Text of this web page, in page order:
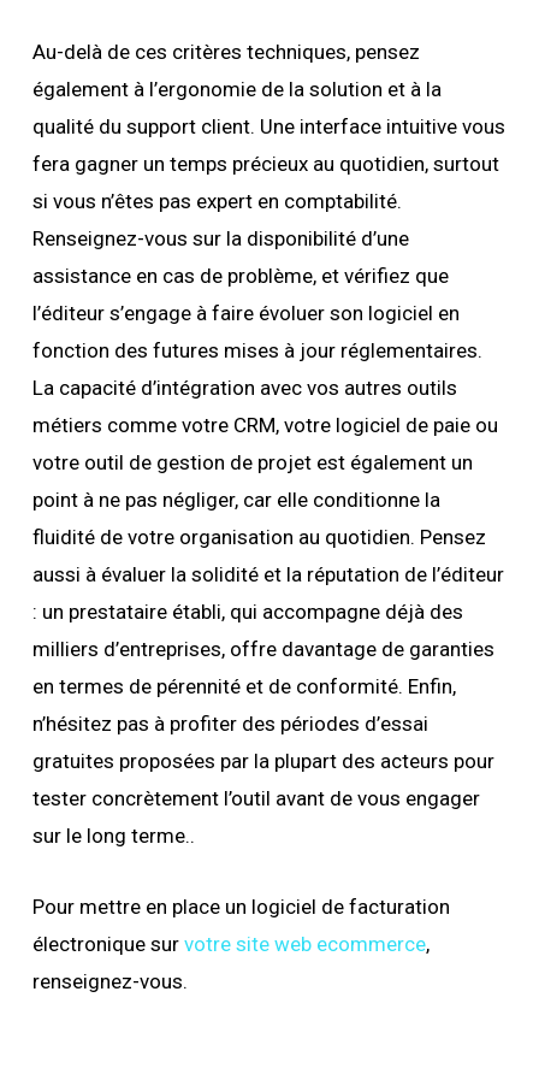
Au-delà de ces critères techniques, pensez
également à l’ergonomie de la solution et à la
qualité du support client. Une interface intuitive vous
fera gagner un temps précieux au quotidien, surtout
si vous n’êtes pas expert en comptabilité.
Renseignez-vous sur la disponibilité d’une
assistance en cas de problème, et vérifiez que
l’éditeur s’engage à faire évoluer son logiciel en
fonction des futures mises à jour réglementaires.
La capacité d’intégration avec vos autres outils
métiers comme votre CRM, votre logiciel de paie ou
votre outil de gestion de projet est également un
point à ne pas négliger, car elle conditionne la
fluidité de votre organisation au quotidien. Pensez
aussi à évaluer la solidité et la réputation de l’éditeur
: un prestataire établi, qui accompagne déjà des
milliers d’entreprises, offre davantage de garanties
en termes de pérennité et de conformité. Enfin,
n’hésitez pas à profiter des périodes d’essai
gratuites proposées par la plupart des acteurs pour
tester concrètement l’outil avant de vous engager
sur le long terme..
Pour mettre en place un logiciel de facturation
électronique sur votre site web ecommerce,
renseignez-vous.